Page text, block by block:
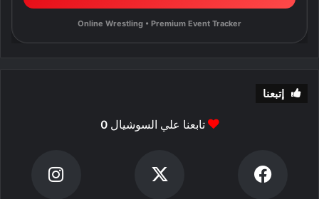
Online Wrestling • Premium Event Tracker
إتبعنا
تابعنا علي السوشيال0